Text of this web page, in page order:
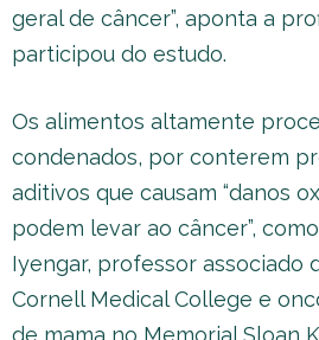
geral de câncer”, aponta a
participou do estudo.
Os alimentos altamente
condenados, por conterem
aditivos que causam “danos
podem levar ao câncer”,
Iyengar, professor associado
Cornell Medical College e
de mama no Memorial Sloan